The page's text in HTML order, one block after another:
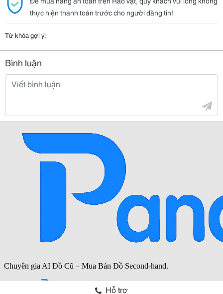
thực hiện thanh toán trước cho người đăng tin!
Từ khóa gợi ý:
Bình luận
Hỗ trợ